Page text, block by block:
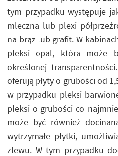
tym przypadku występuje
mleczna lub plexi
na brąz lub grafit. W
pleksi opal, która może
określonej
oferują płyty o grubości od
w przypadku pleksi
pleksi o grubości co
może być również
wytrzymałe płytki,
zlewu. W tym przypadku